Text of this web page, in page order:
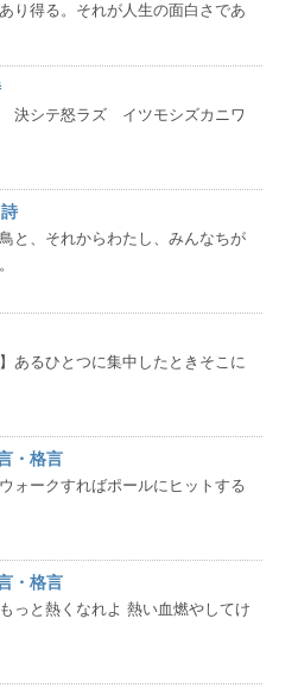
り得る。それが人生の面白さであ
決シテ怒ラズ イツモシズカニワ
と、それからわたし、みんなちが
あるひとつに集中したときそこに
・格言
ォークすればポールにヒットする
・格言
っと熱くなれよ 熱い血燃やしてけ